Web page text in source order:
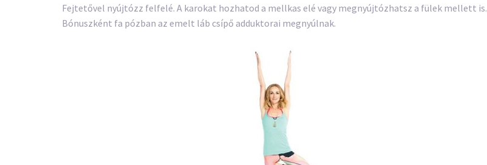
Fejtetővel nyújtózz felfelé. A karokat hozhatod a mellkas elé vagy megnyújtózhatsz a fülek mellett is.
Bónuszként fa pózban az emelt láb csípő adduktorai megnyúlnak.